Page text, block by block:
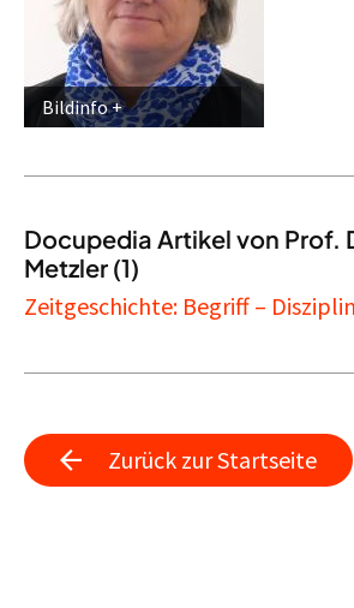
Bildinfo
Docupedia Artikel von Prof.
Metzler (1)
Zeitgeschichte: Begriff –
Zurück zur Startseite